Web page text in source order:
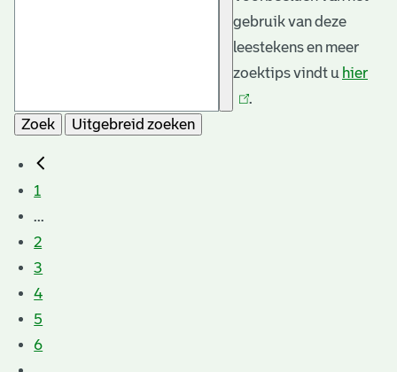
gebruik van deze
leestekens en meer
zoektips vindt u hier
.
Zoek
Uitgebreid zoeken
1
...
2
3
4
5
6